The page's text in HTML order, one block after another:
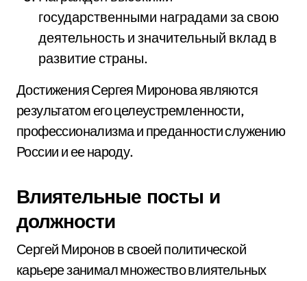
государственными наградами за свою
деятельность и значительный вклад в
развитие страны.
Достижения Сергея Миронова являются
результатом его целеустремленности,
профессионализма и преданности служению
России и ее народу.
Влиятельные посты и
должности
Сергей Миронов в своей политической
карьере занимал множество влиятельных